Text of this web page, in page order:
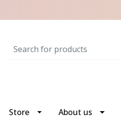
Store About us